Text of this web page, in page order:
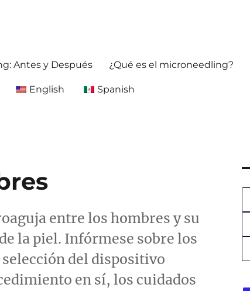
Antes y Después ¿Qué es el microneedling?
English Spanish
entre los hombres y su
la piel. Infórmese sobre los
del dispositivo
en sí, los cuidados